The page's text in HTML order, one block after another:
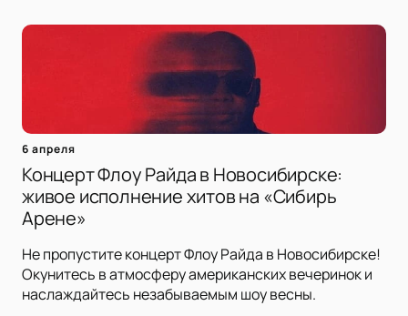
6 апреля
Концерт Флоу Райда в Новосибирске:
живое исполнение хитов на «Сибирь
Арене»
Не пропустите концерт Флоу Райда в Новосибирске!
Окунитесь в атмосферу американских вечеринок и
наслаждайтесь незабываемым шоу весны.